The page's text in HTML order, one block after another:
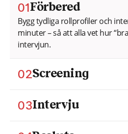
01Förbered
Bygg tydliga rollprofiler och
minuter – så att alla vet hur
intervjun.
02Screening
Jämför svar mot tydliga,
för magkänsla.
03Intervju
guidning som håller dig på rätt